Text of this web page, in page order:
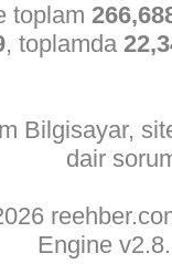
toplam
, toplamda
Bilgisayar,
dair
Engine